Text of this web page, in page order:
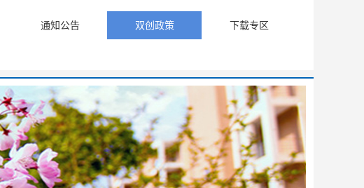
通知公告 双创政策 下载专区